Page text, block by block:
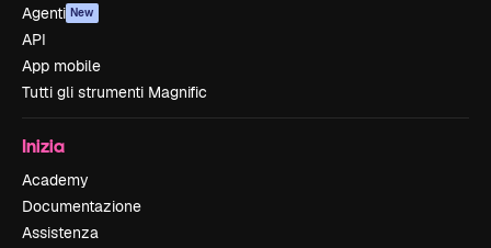
Agenti New
API
App mobile
Tutti gli strumenti Magnific
Inizia
Academy
Documentazione
Assistenza